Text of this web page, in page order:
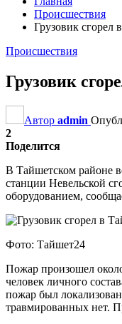
Происшествия
Грузовик сгорел
Происшествия
Грузовик
Автор admin
2
Поделится
В Тайшетском районе
станции Невельской
оборудованием,
Фото: Тайшет24
Пожар произошел
человек личного
пожар был
травмированных нет.